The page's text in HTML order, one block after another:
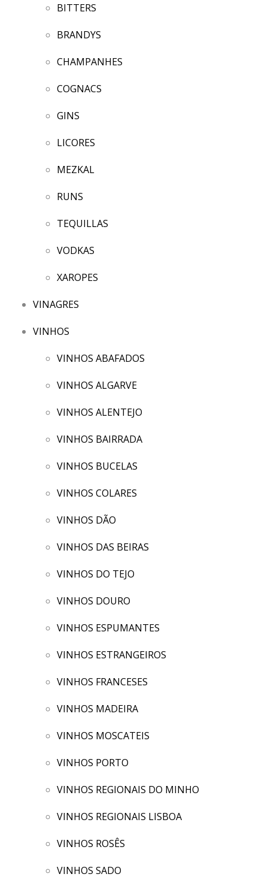
BITTERS
BRANDYS
CHAMPANHES
COGNACS
GINS
LICORES
MEZKAL
RUNS
TEQUILLAS
VODKAS
XAROPES
VINAGRES
VINHOS
VINHOS ABAFADOS
VINHOS ALGARVE
VINHOS ALENTEJO
VINHOS BAIRRADA
VINHOS BUCELAS
VINHOS COLARES
VINHOS DÃO
VINHOS DAS BEIRAS
VINHOS DO TEJO
VINHOS DOURO
VINHOS ESPUMANTES
VINHOS ESTRANGEIROS
VINHOS FRANCESES
VINHOS MADEIRA
VINHOS MOSCATEIS
VINHOS PORTO
VINHOS REGIONAIS DO MINHO
VINHOS REGIONAIS LISBOA
VINHOS ROSÊS
VINHOS SADO